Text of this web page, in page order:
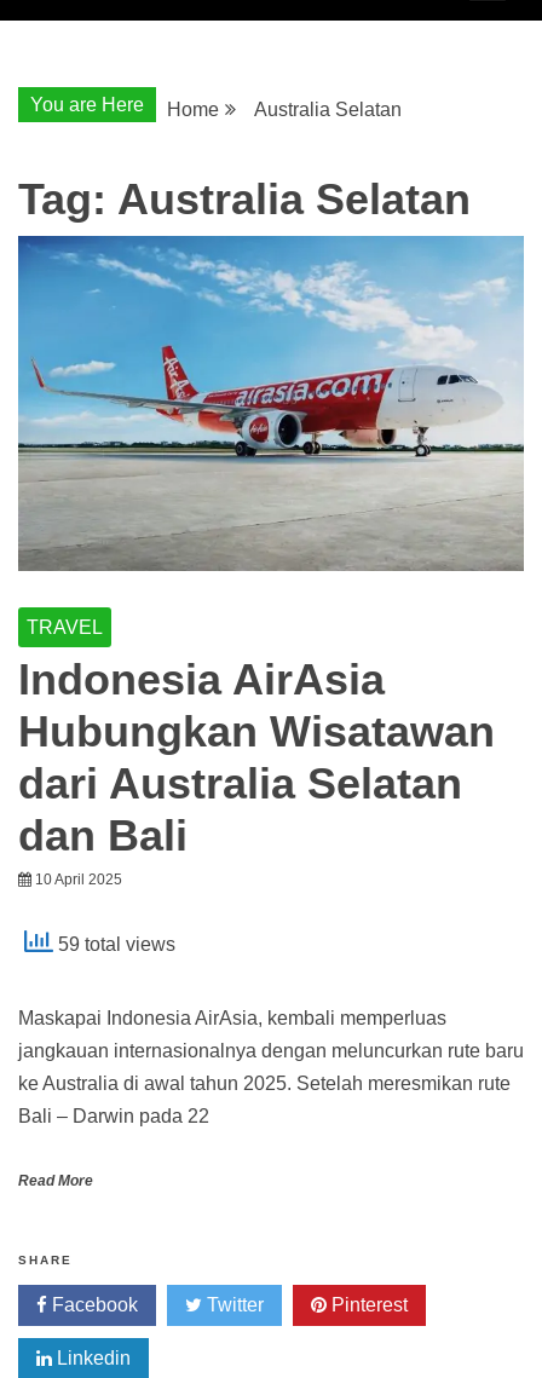
You are Here Home Australia Selatan
Tag: Australia Selatan
TRAVEL
Indonesia AirAsia
Hubungkan Wisatawan
dari Australia Selatan
dan Bali
10 April 2025
59 total views
Maskapai Indonesia AirAsia, kembali memperluas
jangkauan internasionalnya dengan meluncurkan rute baru
ke Australia di awal tahun 2025. Setelah meresmikan rute
Bali – Darwin pada 22
Read More
SHARE
Facebook Twitter Pinterest
Linkedin